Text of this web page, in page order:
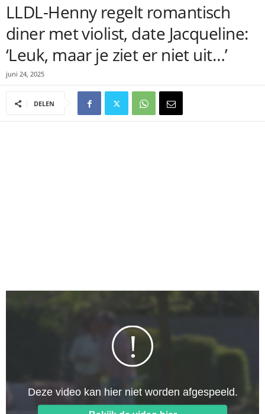
LLDL-Henny regelt romantisch
diner met violist, date Jacqueline:
‘Leuk, maar je ziet er niet uit…’
juni 24, 2025
DELEN